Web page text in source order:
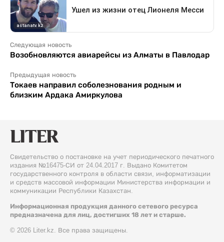
Следующая новость
Возобновляются авиарейсы из Алматы в Павлодар
Предыдущая новость
Токаев направил соболезнования родным и
близким Ардака Амиркулова
Свидетельство о постановке на учет периодического печатного
издания №16475-СИ от 24.04.2017 г. Выдано Комитетом
государственного контроля в области связи, информатизации
и средств массовой информации Министерства информации и
коммуникации Республики Казахстан.
Информационная продукция данного сетевого ресурса
предназначена для лиц, достигших 18 лет и старше.
© 2026 Liter.kz. Все права защищены.